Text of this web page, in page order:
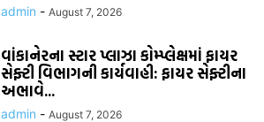
admin - August 7, 2026
વાંકાનેરના સ્ટાર પ્લાઝા કોમ્પ્લેક્ષમાં ફાયર
સેફ્ટી વિભાગની કાર્યવાહી: ફાયર સેફ્ટીના
અભાવે...
admin - August 7, 2026